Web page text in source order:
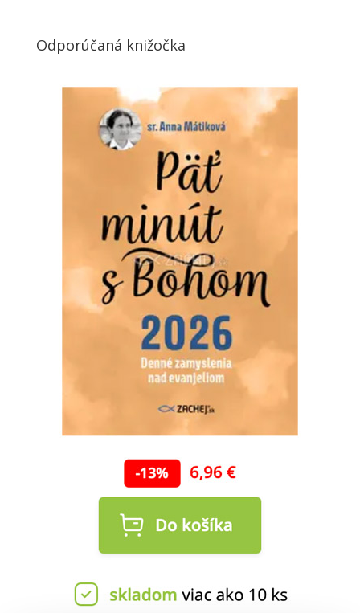
Odporúčaná knižočka